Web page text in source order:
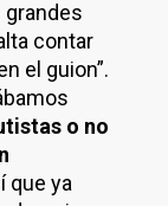
grandes
contar
el guion”.
o no
que ya